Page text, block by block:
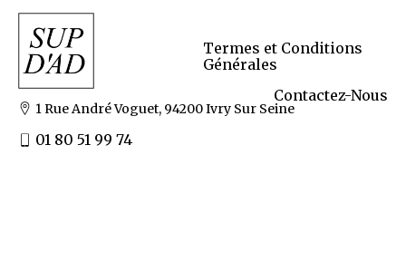
1 Rue André Voguet, 94200 Ivry Sur Seine
01 80 51 99 74
Termes et Conditions
Générales
Contactez-Nous